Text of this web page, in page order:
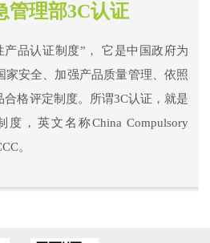
管理部3C认证
产品认证制度”， 它是中国政府为
家安全、加强产品质量管理、依照
格评定制度。所谓3C认证，就是
，英文名称China Compulsory
。